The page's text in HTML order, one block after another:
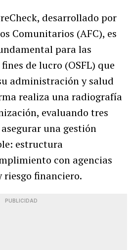
desarrollado por
Comunitarios (AFC), es
para las
de lucro (OSFL) que
administración y salud
realiza una radiografía
evaluando tres
una gestión
estructura
con agencias
riesgo financiero.
PUBLICIDAD